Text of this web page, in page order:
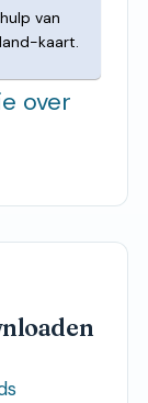
van
kaart.
over